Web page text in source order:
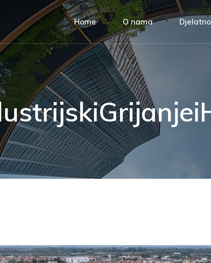
Home O nama
Alfa Therm
Upravljanje kvalitetom
Društvena odgovornost
Naši klijenti
Servis i
Alfa Therm